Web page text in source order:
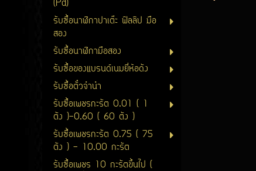
(Pd)
รับซื้อนาฬิกาปาเต๊ะ ฟิลลิป มือ
สอง
รับซื้อนาฬิกามือสอง
รับซื้อของแบรนด์เนมยี่ห้อดัง
รับซื้อตั๋วจำนำ
รับซื้อเพชรกะรัต 0.01 ( 1
ตัง )-0.60 ( 60 ตัง )
รับซื้อเพชรกะรัต 0.75 ( 75
ตัง ) - 10.00 กะรัต
รับซื้อเพชร 10 กะรัตขึ้นไป (